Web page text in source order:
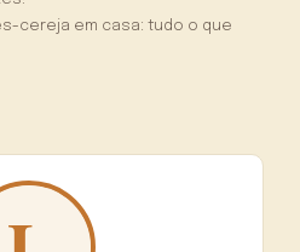
cereja em casa: tudo o que